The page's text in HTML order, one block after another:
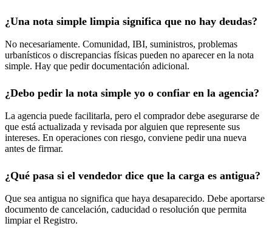
¿Una nota simple limpia significa que no hay deudas?
No necesariamente. Comunidad, IBI, suministros, problemas
urbanísticos o discrepancias físicas pueden no aparecer en la nota
simple. Hay que pedir documentación adicional.
¿Debo pedir la nota simple yo o confiar en la agencia?
La agencia puede facilitarla, pero el comprador debe asegurarse de
que está actualizada y revisada por alguien que represente sus
intereses. En operaciones con riesgo, conviene pedir una nueva
antes de firmar.
¿Qué pasa si el vendedor dice que la carga es antigua?
Que sea antigua no significa que haya desaparecido. Debe aportarse
documento de cancelación, caducidad o resolución que permita
limpiar el Registro.